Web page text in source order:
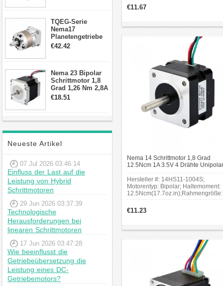
TQEG-Serie
Nema17
Planetengetriebe
10:1 Spiel 15Arc-
€42.42
Nema 23 Bipolar
Schrittmotor 1,8
Grad 1,26 Nm 2,8A
2,5V 4 Drähte
€18.51
Neueste Artikel
07 Jul 2026 03:46:14
Einfluss der Last auf die
Leistung von Hybrid
Schrittmotoren
29 Jun 2026 03:37:39
Technologische
Herausforderungen bei
linearen Schrittmotoren
17 Jun 2026 03:47:28
Wie beeinflusst die
Getriebeübersetzung die
Leistung eines DC-
Getriebemotors?
Haltemoment 10Ncm (14.2oz.in).Es
kann in einer Vielzahl von
eine präzise Steuerung erfordern.
€11.67
Nema 14 Schrittmotor 1,8 Grad
12.5Ncm 1A 3.5V 4 Drähte Unipolar
Hersteller #: 14HS11-1004S;
Motorentyp: Bipolar; Haltemoment:
geeignet für den Antrieb einer
Gewindespindelbaugruppe, eines
Riemenscheibenmechanismus.
€11.23